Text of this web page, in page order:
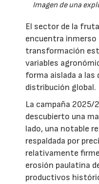
Imagen de una
El sector de la
encuentra inmerso
transformación
variables
forma aislada a las
distribución global.
La campaña 2025/
descubierto una
lado, una notable
respaldada por
relativamente
erosión paulatina
productivos